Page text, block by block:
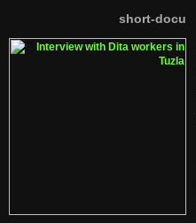
short-docu